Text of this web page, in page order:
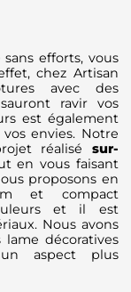
efforts, vous
chez Artisan
avec des
ravir vos
est également
envies. Notre
réalisé sur-
en vous faisant
proposons en
et compact
et il est
Nous avons
décoratives
aspect plus